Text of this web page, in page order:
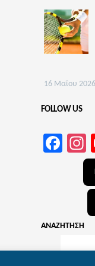
16 Μαΐου 2026
FOLLOW US
ΑΝΑΖΗΤΗΣΗ